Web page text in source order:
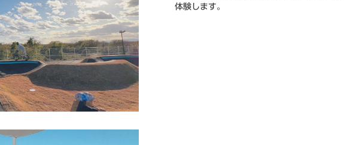
体験します。